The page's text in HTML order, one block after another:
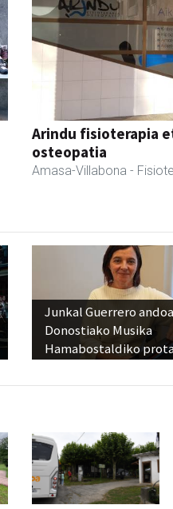
Arindu fisioterapia
osteopatia
Amasa-Villabona -
Junkal Guerrero
Donostiako Musika
Hamabostaldiko